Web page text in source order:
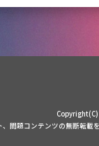
Copyright(C)
問題コンテンツの無断転載